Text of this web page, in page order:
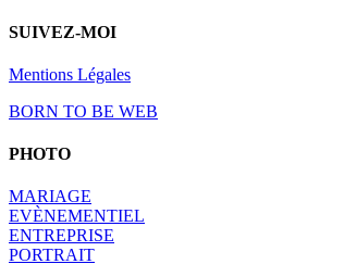
SUIVEZ-MOI
Mentions Légales
BORN TO BE WEB
PHOTO
MARIAGE
EVÈNEMENTIEL
ENTREPRISE
PORTRAIT